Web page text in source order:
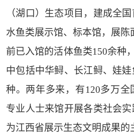
（湖口）生态项目，建成全
水鱼类展示馆、标本馆，展陈
前已入馆的活体鱼类150余种
中包括中华鲟、长江鲟、娃
种。两年多来，有120多万全
专业人士来馆开展各类社会
为江西省展示生态文明成果的